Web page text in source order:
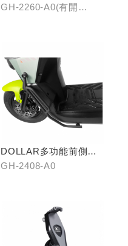
開口)/(無開口)
GH-2260-A0(有開
DOLLAR多功能前側置
物架
GH-2408-A0